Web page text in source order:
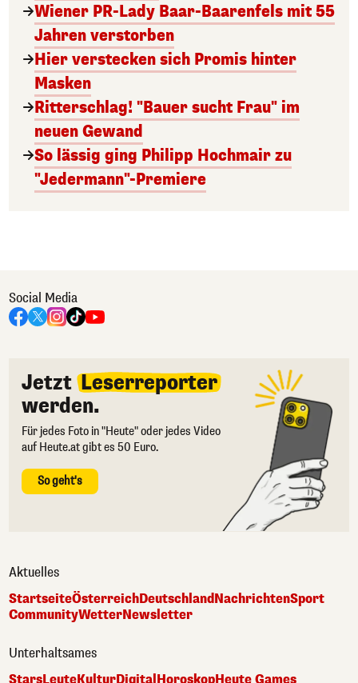
Wiener PR-Lady Baar-Baarenfels mit 55
Jahren verstorben
Hier verstecken sich Promis hinter
Masken
Ritterschlag! "Bauer sucht Frau" im
neuen Gewand
So lässig ging Philipp Hochmair zu
"Jedermann"-Premiere
Social Media
Jetzt Leserreporter
werden.
Für jedes Foto in "Heute" oder jedes Video
auf Heute.at gibt es 50 Euro.
So geht's
Aktuelles
StartseiteÖsterreichDeutschlandNachrichtenSport
CommunityWetterNewsletter
Unterhaltsames
StarsLeuteKulturDigital HoroskopHeute Games